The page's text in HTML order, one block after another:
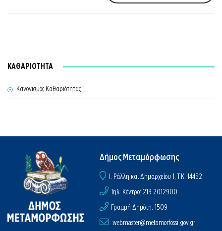
ΚΑΘΑΡΙΟΤΗΤΑ
Κανονισμός Καθαριότητας
Δήμος Μεταμόρφωσης
I. Ράλλη και Δημαρχείου 1, Τ.Κ. 14452
Τηλ. Κέντρο: 213 2012900
Γραμμή Δημότη: 1509
webmaster@metamorfossi.gov.gr